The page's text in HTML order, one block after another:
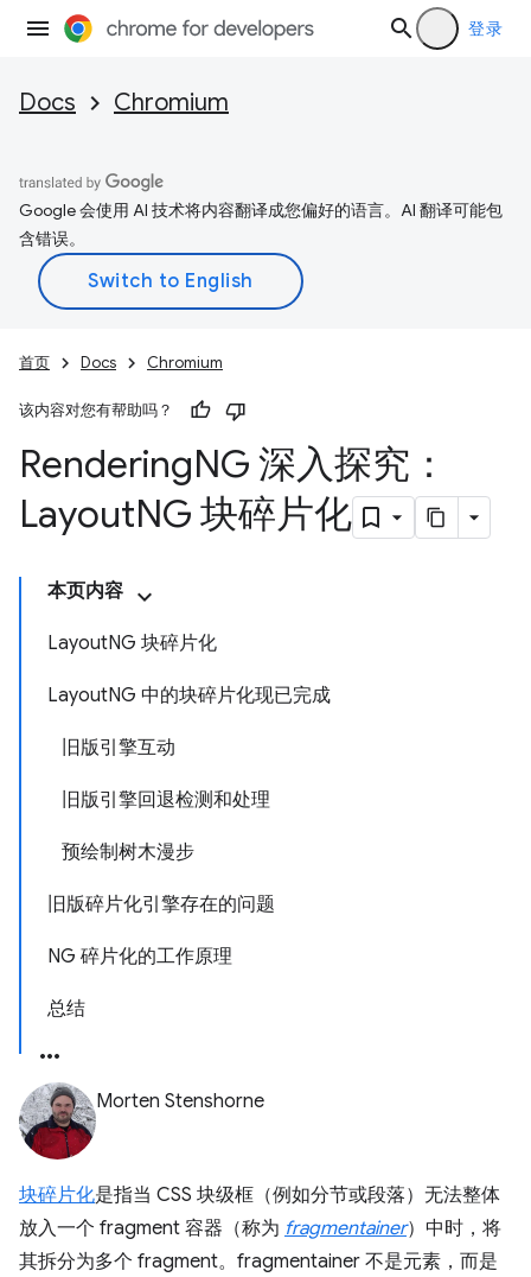
登录
Docs Chromium
Google 会使用 AI 技术将内容翻译成您偏好的语言。AI 翻译可能包
含错误。
首页 Docs Chromium
该内容对您有帮助吗？
RenderingNG 深入探究：
LayoutNG 块碎片化
本页内容
LayoutNG 块碎片化
LayoutNG 中的块碎片化现已完成
旧版引擎互动
旧版引擎回退检测和处理
预绘制树木漫步
旧版碎片化引擎存在的问题
NG 碎片化的工作原理
总结
Morten Stenshorne
块碎片化是指当 CSS 块级框（例如分节或段落）无法整体
放入一个 fragment 容器（称为 fragmentainer）中时，将
其拆分为多个 fragment。fragmentainer 不是元素，而是